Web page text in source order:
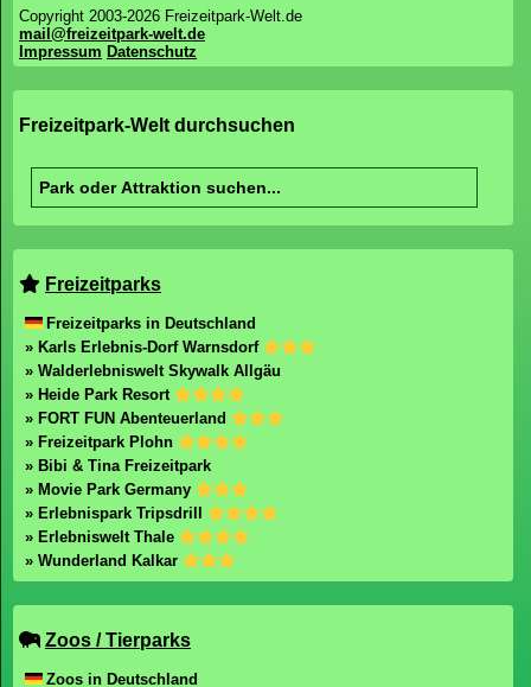
Copyright 2003-2026 Freizeitpark-Welt.de
mail@freizeitpark-welt.de
Impressum Datenschutz
Freizeitpark-Welt durchsuchen
Freizeitparks
Freizeitparks in Deutschland
» Karls Erlebnis-Dorf Warnsdorf
» Walderlebniswelt Skywalk Allgäu
» Heide Park Resort
» FORT FUN Abenteuerland
» Freizeitpark Plohn
» Bibi & Tina Freizeitpark
» Movie Park Germany
» Erlebnispark Tripsdrill
» Erlebniswelt Thale
» Wunderland Kalkar
Zoos / Tierparks
Zoos in Deutschland